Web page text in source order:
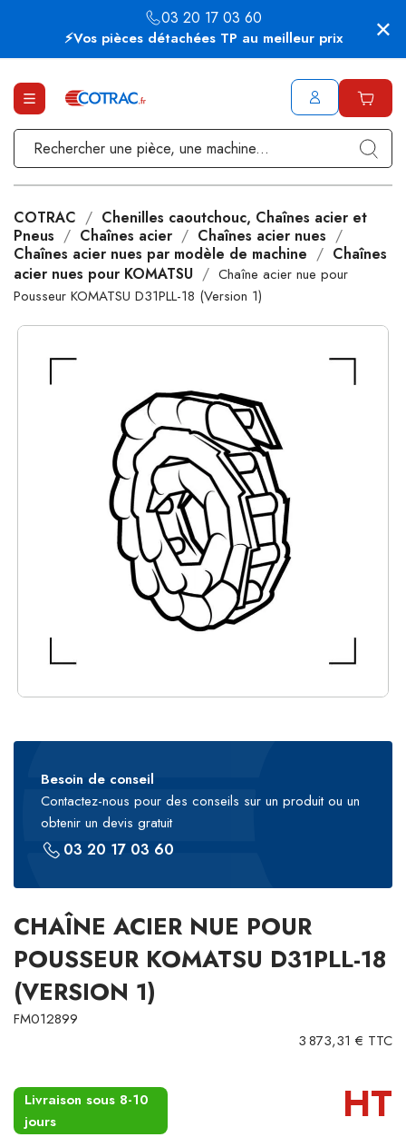
⚡Vos pièces détachées TP au meilleur prix
03 20 17 03 60
COTRAC
Chenilles caoutchouc, Chaînes acier et
Pneus
Chaînes acier
Chaînes acier nues
Chaînes acier nues par modèle de machine
Chaînes
acier nues pour KOMATSU
Chaîne acier nue pour
Pousseur KOMATSU D31PLL-18 (Version 1)
Besoin de conseil
Contactez-nous pour des conseils sur un produit ou un
obtenir un devis gratuit
03 20 17 03 60
CHAÎNE ACIER NUE POUR
POUSSEUR KOMATSU D31PLL-18
(VERSION 1)
FM012899
3 873,31 € TTC
Livraison sous 8-10
jours
HT